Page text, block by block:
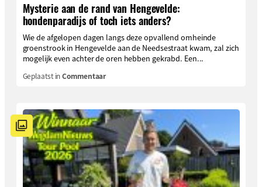
Mysterie aan de rand van Hengevelde:
hondenparadijs of toch iets anders?
Wie de afgelopen dagen langs deze opvallend omheinde
groenstrook in Hengevelde aan de Needsestraat kwam, zal zich
mogelijk even achter de oren hebben gekrabd. Een...
Geplaatst inCommentaar